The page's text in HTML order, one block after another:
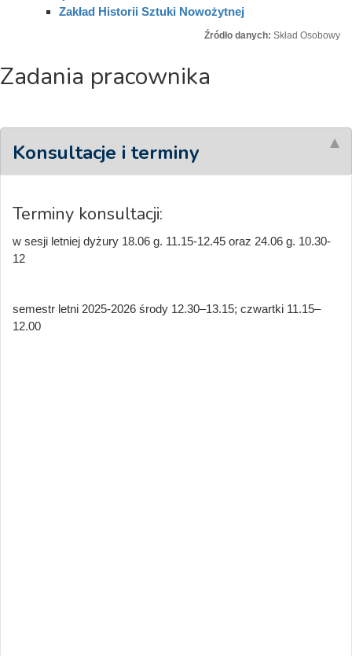
Zakład Historii Sztuki Nowożytnej
Źródło danych: Skład Osobowy
Zadania pracownika
Konsultacje i terminy
Terminy konsultacji:
w sesji letniej dyżury 18.06 g. 11.15-12.45 oraz 24.06 g. 10.30-
12
semestr letni 2025-2026 środy 12.30–13.15; czwartki 11.15–
12.00